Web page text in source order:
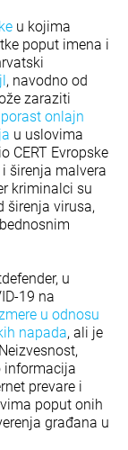
u kojima
poput imena i
, navodno od
zaraziti
porast onlajn
u uslovima
CERT Evropske
širenja malvera
kriminalci su
širenja virusa,
u
19 na
u odnosu
napada, ali je
informacija
prevare i
poput onih
građana u